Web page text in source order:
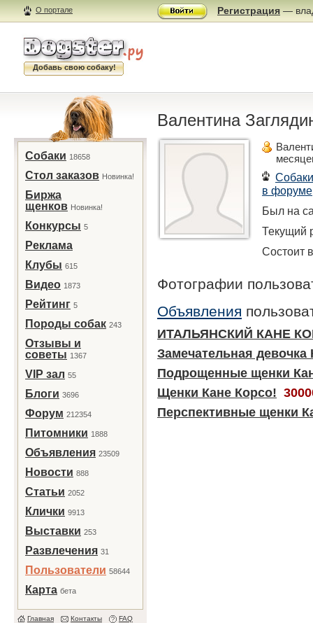
О портале Регистрация —
Добавь свою собаку!
Собаки 18658
Стол заказов Новинка!
Биржа
щенков Новинка!
Конкурсы 5
Реклама
Клубы 615
Видео 1873
Рейтинг 5
Породы собак 243
Отзывы и
советы 1367
VIP зал 55
Блоги 3696
Форум 212354
Питомники 1888
Объявления 23509
Новости 888
Статьи 2052
Клички 9913
Выставки 253
Развлечения 31
Пользователи 58644
Карта бета
Главная Контакты FAQ
Валентина
Собаки
в форуме
Был на
Текущий
Состоит
Фотографии
Объявления
ИТАЛЬЯНСКИЙ КАНЕ
Замечательная девочка
Подрощенные щенки
Щенки Кане Корсо!
Перспективные щенки